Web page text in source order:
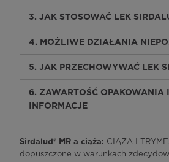
3. JAK STOSOWAĆ LEK
4. MOŻLIWE DZIAŁANIA
5. JAK PRZECHOWYWAĆ LEK
6. ZAWARTOŚĆ OPAKOWANIA
INFORMACJE
Sirdalud® MR a ciąża: CIĄŻA I
dopuszczone w warunkach